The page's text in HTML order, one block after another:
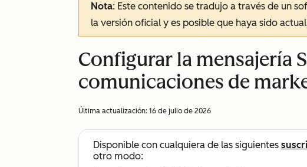
Nota: Este contenido se tradujo a través de un
la versión oficial y es posible que haya sido
Configurar la mensajería
comunicaciones de
Última actualización: 16 de julio de 2026
Disponible con cualquiera de las siguientes
otro modo: